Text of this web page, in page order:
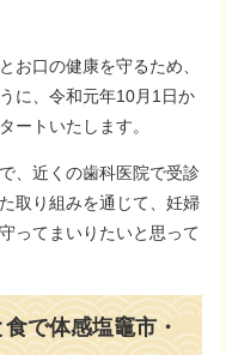
お口の健康を守るため、
に、令和元年10月1日か
ートいたします。
、近くの歯科医院で受診
取り組みを通じて、妊婦
ってまいりたいと思って
で体感塩竈市・